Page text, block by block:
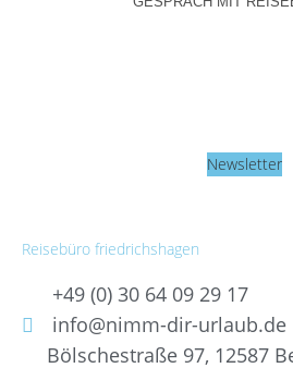
Newsletter
Reisebüro friedrichshagen
+49 (0) 30 64 09 29 17
info@nimm-dir-urlaub.de
Bölschestraße 97, 12587